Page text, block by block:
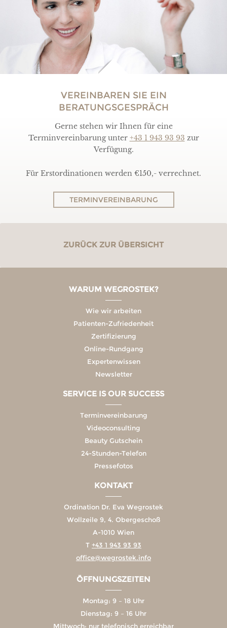
VEREINBAREN SIE EIN
BERATUNGSGESPRÄCH
Gerne stehen wir Ihnen für eine
Terminvereinbarung unter +43 1 943 93 93 zur
Verfügung.
Für Erstordinationen werden €150,- verrechnet.
TERMINVEREINBARUNG
ZURÜCK ZUR ÜBERSICHT
WARUM WEGROSTEK?
Wie wir arbeiten
Patienten-Zufriedenheit
Zertifizierung
Online-Rundgang
Expertenwissen
Newsletter
SERVICE IS OUR SUCCESS
Terminvereinbarung
Videoconsulting
Beauty Gutschein
24-Stunden-Telefon
Pressefotos
KONTAKT
Ordination Dr. Eva Wegrostek
Wollzeile 9, 4. Obergeschoß
A-1010 Wien
T +43 1 943 93 93
office@wegrostek.info
ÖFFNUNGSZEITEN
Montag: 9 – 18 Uhr
Dienstag: 9 – 16 Uhr
Mittwoch: nur telefonisch erreichbar